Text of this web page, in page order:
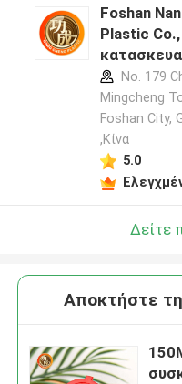
Foshan
Plastic
No. 179
Mingcheng
Foshan City,
,Κίνα
5.0
Δείτε
Αποκτήστε